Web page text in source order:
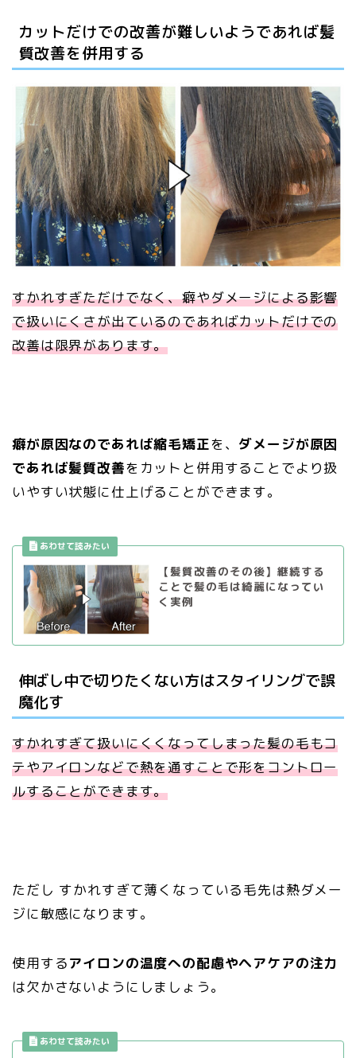
カットだけでの改善が難しいようであれば髪
質改善を併用する
すかれすぎただけでなく、癖やダメージによる影響
で扱いにくさが出ているのであればカットだけでの
改善は限界があります。
癖が原因なのであれば縮毛矯正を、 ダメージが原因
であれば髪質改善をカットと併用することでより扱
いやすい状態に仕上げることができます。
【髪質改善のその後】継続する
ことで髪の毛は綺麗になってい
く実例
伸ばし中で切りたくない方はスタイリングで誤
魔化す
すかれすぎて扱いにくくなってしまった髪の毛もコ
テやアイロンなどで熱を通すことで形をコントロー
ルすることができます。
ただし すかれすぎて薄くなっている毛先は熱ダメー
ジに敏感になります。
使用するアイロンの温度への配慮やヘアケアの注力
は欠かさないようにしましょう。